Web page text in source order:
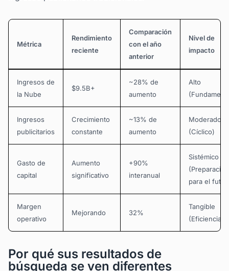
Métrica
Rendimiento
reciente
Comparación
con el año
anterior
Nivel de
impacto
Ingresos de
la Nube
$9.5B+
~28% de
aumento
Alto
Ingresos
publicitarios
Crecimiento
constante
~13% de
aumento
Moderado
(Cíclico)
Gasto de
capital
Aumento
significativo
+90%
interanual
Sistémico
(Preparación
para el
Margen
operativo
Mejorando 32%
Tangible
(Eficiencia)
Por qué sus resultados de
búsqueda se ven diferentes